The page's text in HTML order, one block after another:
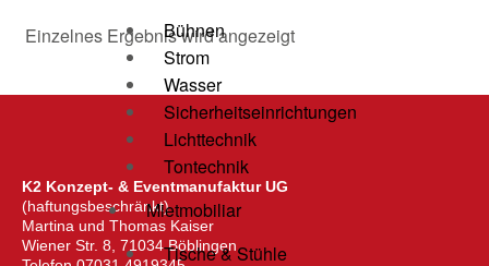
Bühnen
Strom
Wasser
Sicherheitseinrichtungen
Lichttechnik
Tontechnik
Mietmobiliar
Tische & Stühle
Einzelnes Ergebnis wird angezeigt
K2 Konzept- & Eventmanufaktur UG
(haftungsbeschränkt)
Martina und Thomas Kaiser
Wiener Str. 8, 71034 Böblingen